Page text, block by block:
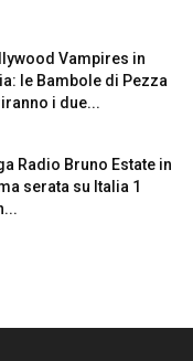
Vampires in
le Bambole di Pezza
i due...
Radio Bruno Estate in
serata su Italia 1